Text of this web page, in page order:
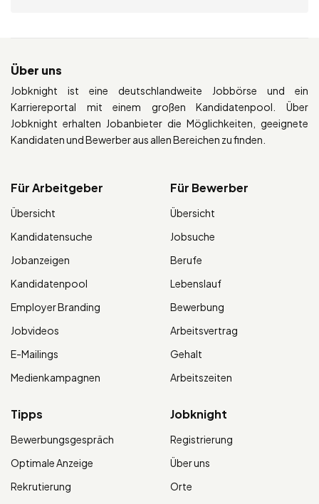
Über uns
Jobknight ist eine deutschlandweite Jobbörse und ein
Karriereportal mit einem großen Kandidatenpool. Über
Jobknight erhalten Jobanbieter die Möglichkeiten, geeignete
Kandidaten und Bewerber aus allen Bereichen zu finden.
Für Arbeitgeber
Übersicht
Kandidatensuche
Jobanzeigen
Kandidatenpool
Employer Branding
Jobvideos
E-Mailings
Medienkampagnen
Für Bewerber
Übersicht
Jobsuche
Berufe
Lebenslauf
Bewerbung
Arbeitsvertrag
Gehalt
Arbeitszeiten
Tipps
Bewerbungsgespräch
Optimale Anzeige
Rekrutierung
Jobknight
Registrierung
Über uns
Orte